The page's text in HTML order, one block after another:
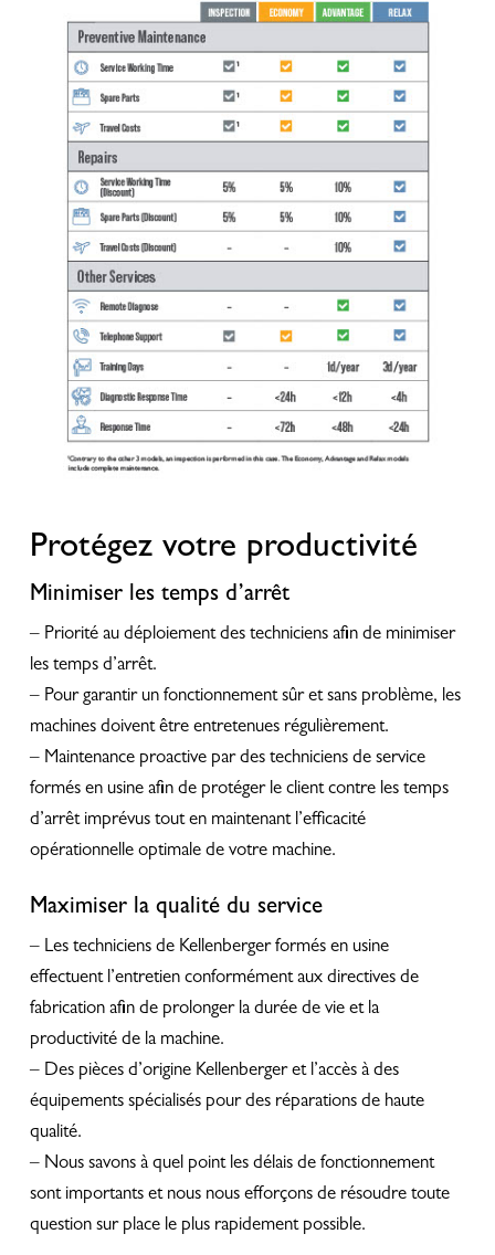
Protégez votre productivité
Minimiser les temps d’arrêt
– Priorité au déploiement des techniciens afin de minimiser
les temps d’arrêt.
– Pour garantir un fonctionnement sûr et sans problème, les
machines doivent être entretenues régulièrement.
– Maintenance proactive par des techniciens de service
formés en usine afin de protéger le client contre les temps
d’arrêt imprévus tout en maintenant l’efficacité
opérationnelle optimale de votre machine.
Maximiser la qualité du service
– Les techniciens de Kellenberger formés en usine
effectuent l’entretien conformément aux directives de
fabrication afin de prolonger la durée de vie et la
productivité de la machine.
– Des pièces d’origine Kellenberger et l’accès à des
équipements spécialisés pour des réparations de haute
qualité.
– Nous savons à quel point les délais de fonctionnement
sont importants et nous nous efforçons de résoudre toute
question sur place le plus rapidement possible.